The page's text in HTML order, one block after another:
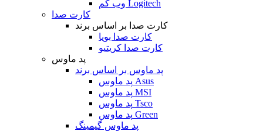
وب کم Logitech
کارت صدا
کارت صدا بر اساس برند
کارت صدا بویا
کارت صدا کریتیو
پد ماوس
پد ماوس بر اساس برند
پد ماوس Asus
پد ماوس MSI
پد ماوس Tsco
پد ماوس Green
پد ماوس گیمینگ